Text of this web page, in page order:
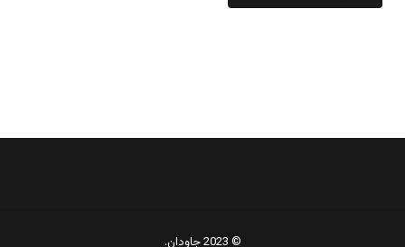
© 2023 جاودان.